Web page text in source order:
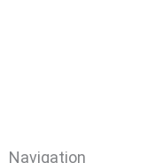
Navigation